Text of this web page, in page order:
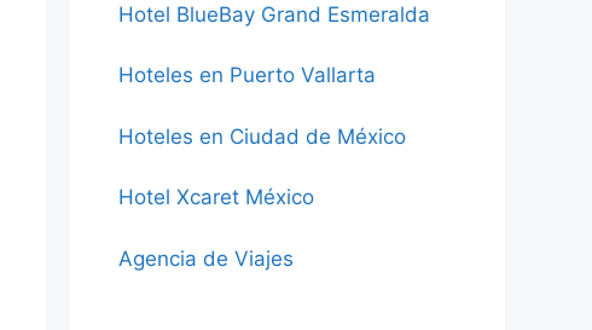
Hotel BlueBay Grand Esmeralda
Hoteles en Puerto Vallarta
Hoteles en Ciudad de México
Hotel Xcaret México
Agencia de Viajes